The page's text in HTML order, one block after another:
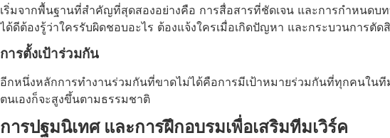
เริ่มจากพื้นฐานที่สำคัญที่สุดสองอย่างคือ การสื่อสารที่ชัดเจน และการกำหน
ได้ดีต้องรู้ว่าใครรับผิดชอบอะไร ต้องแจ้งใครเมื่อเกิดปัญหา และกระบวนการตัด
การตั้งเป้าร่วมกัน
อีกหนึ่งหลักการทำงานร่วมกันที่ขาดไม่ได้คือการมีเป้าหมายร่วมกันที่ทุกคนใน
ตนเองก็จะสูงขึ้นตามธรรมชาติ
การปฐมนิเทศ และการฝึกอบรมเพื่อเสริมทีมเวิร์ค